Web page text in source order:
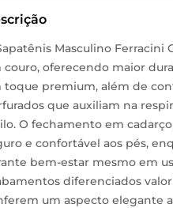
Masculino Ferracini
couro, oferecendo maior
toque premium, além de
que auxiliam na
O fechamento em
e confortável aos pés,
bem-estar mesmo em
diferenciados
um aspecto elegante